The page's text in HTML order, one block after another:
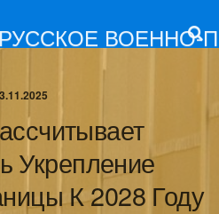
ВОЕННО-
Укрепление
К 2028 Году